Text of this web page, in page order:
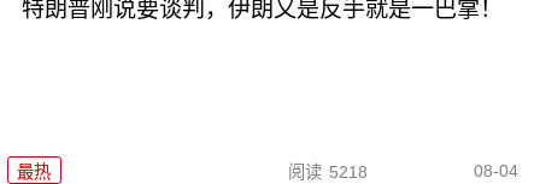
特朗普刚说要谈判，伊朗又是反手就是一巴掌！
最热 阅读 5218 08-04